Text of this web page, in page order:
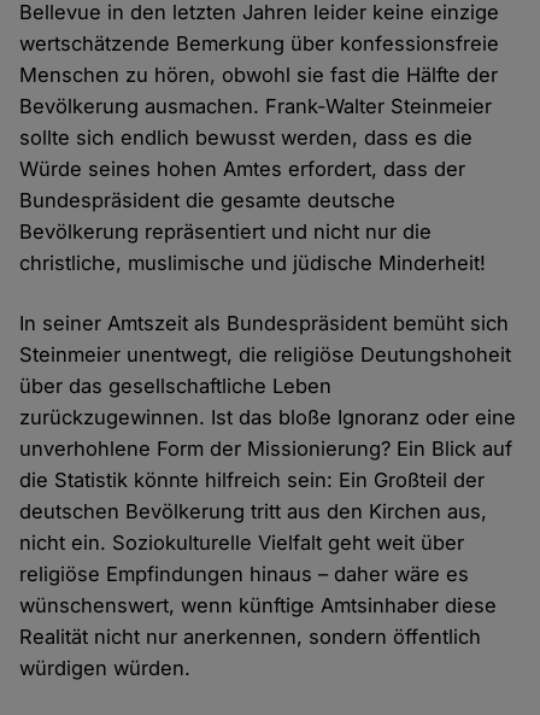
Bellevue in den letzten Jahren leider keine einzige
wertschätzende Bemerkung über konfessionsfreie
Menschen zu hören, obwohl sie fast die Hälfte der
Bevölkerung ausmachen. Frank-Walter Steinmeier
sollte sich endlich bewusst werden, dass es die
Würde seines hohen Amtes erfordert, dass der
Bundespräsident die gesamte deutsche
Bevölkerung repräsentiert und nicht nur die
christliche, muslimische und jüdische Minderheit!
In seiner Amtszeit als Bundespräsident bemüht sich
Steinmeier unentwegt, die religiöse Deutungshoheit
über das gesellschaftliche Leben
zurückzugewinnen. Ist das bloße Ignoranz oder eine
unverhohlene Form der Missionierung? Ein Blick auf
die Statistik könnte hilfreich sein: Ein Großteil der
deutschen Bevölkerung tritt aus den Kirchen aus,
nicht ein. Soziokulturelle Vielfalt geht weit über
religiöse Empfindungen hinaus – daher wäre es
wünschenswert, wenn künftige Amtsinhaber diese
Realität nicht nur anerkennen, sondern öffentlich
würdigen würden.